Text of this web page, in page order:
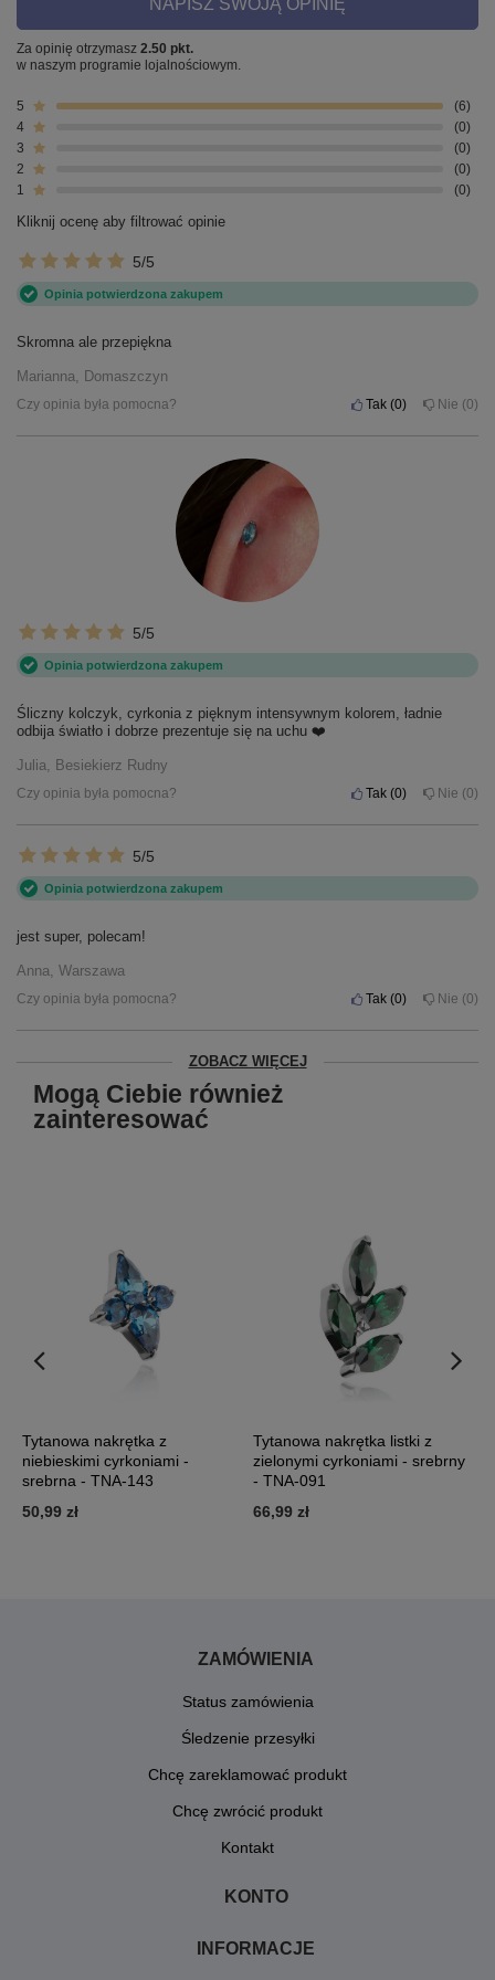
Za opinię otrzymasz 2.50 pkt.
w naszym programie lojalnościowym.
5
6
4
0
3
0
2
0
1
0
Kliknij ocenę aby filtrować opinie
5/5
Opinia potwierdzona zakupem
Skromna ale przepiękna
Marianna, Domaszczyn
Czy opinia była pomocna? Tak 0 Nie 0
5/5
Opinia potwierdzona zakupem
Śliczny kolczyk, cyrkonia z pięknym intensywnym kolorem, ładnie
odbija światło i dobrze prezentuje się na uchu ❤️
Julia, Besiekierz Rudny
Czy opinia była pomocna? Tak 0 Nie 0
5/5
Opinia potwierdzona zakupem
jest super, polecam!
Anna, Warszawa
Czy opinia była pomocna? Tak 0 Nie 0
ZOBACZ WIĘCEJ
Mogą Ciebie również
zainteresować
Tytanowa nakrętka z
niebieskimi cyrkoniami -
srebrna - TNA-143
50,99 zł
Tytanowa nakrętka listki z
zielonymi cyrkoniami - srebrny
- TNA-091
66,99 zł
ZAMÓWIENIA
Status zamówienia
Śledzenie przesyłki
Chcę zareklamować produkt
Chcę zwrócić produkt
Kontakt
KONTO
INFORMACJE